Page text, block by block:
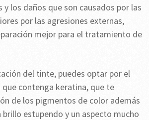
los daños que son causados por las
por las agresiones externas,
mejor para el tratamiento de
del tinte, puedes optar por el
que contenga keratina, que te
de los pigmentos de color además
estupendo y un aspecto mucho